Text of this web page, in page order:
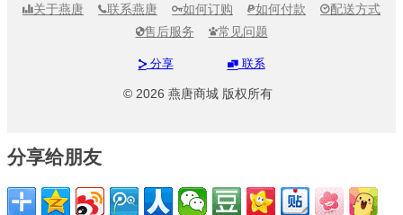
关于燕唐 联系燕唐 如何订购 如何付款 配送方式
售后服务 常见问题
分享 联系
© 2026 燕唐商城 版权所有
分享给朋友